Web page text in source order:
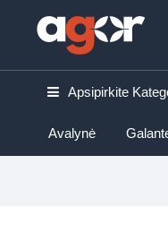
Apsipirkite
Avalynė